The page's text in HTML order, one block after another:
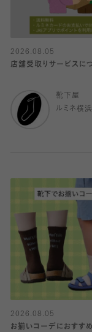
2026.08.05
店舗受取りサービスに
靴下屋
ルミネ横
2026.08.05
お揃いコーデにおすす